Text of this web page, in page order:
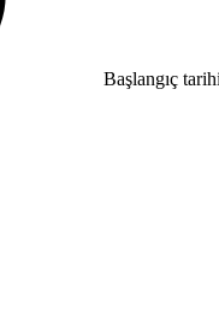
Başlangıç